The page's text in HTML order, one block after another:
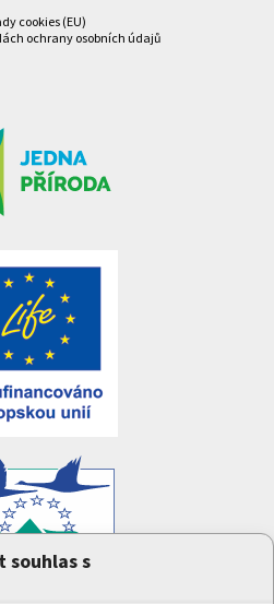
souhlas s
cookies (EU)
ochrany osobních údajů